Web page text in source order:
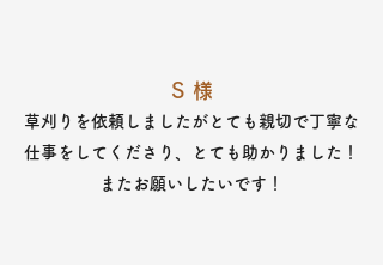
S 様
​草刈りを依頼しましたがとても親切で丁寧な
仕事をしてくださり、とても助かりました！
またお願いしたいです！